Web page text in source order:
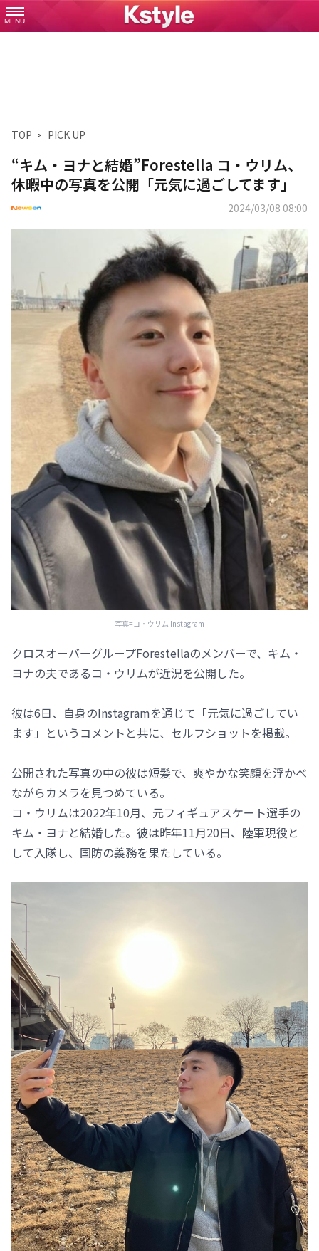
MENU
TOP PICK UP
“キム・ヨナと結婚”Forestella コ・ウリム、
休暇中の写真を公開「元気に過ごしてます」
2024/03/08 08:00
写真=コ・ウリム Instagram
クロスオーバーグループForestellaのメンバーで、キム・
ヨナの夫であるコ・ウリムが近況を公開した。
彼は6日、自身のInstagramを通じて「元気に過ごしてい
ます」というコメントと共に、セルフショットを掲載。
公開された写真の中の彼は短髪で、爽やかな笑顔を浮かべ
ながらカメラを見つめている。
コ・ウリムは2022年10月、元フィギュアスケート選手の
キム・ヨナと結婚した。彼は昨年11月20日、陸軍現役と
して入隊し、国防の義務を果たしている。